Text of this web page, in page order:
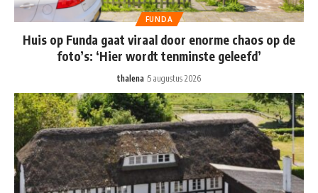
FUNDA
Huis op Funda gaat viraal door enorme chaos op de
foto’s: ‘Hier wordt tenminste geleefd’
thalena 5 augustus 2026